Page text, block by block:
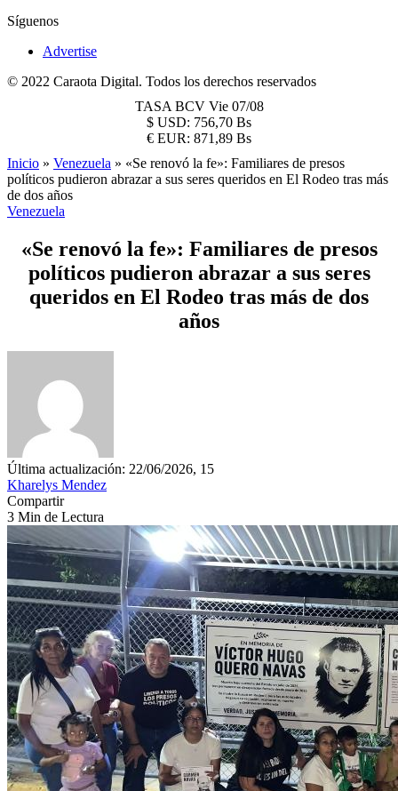
Síguenos
Advertise
© 2022 Caraota Digital. Todos los derechos reservados
TASA BCV Vie 07/08
$ USD: 756,70 Bs
€ EUR: 871,89 Bs
Inicio » Venezuela » «Se renovó la fe»: Familiares de presos
políticos pudieron abrazar a sus seres queridos en El Rodeo tras más
de dos años
Venezuela
«Se renovó la fe»: Familiares de presos
políticos pudieron abrazar a sus seres
queridos en El Rodeo tras más de dos
años
Última actualización: 22/06/2026, 15
Kharelys Mendez
Compartir
3 Min de Lectura